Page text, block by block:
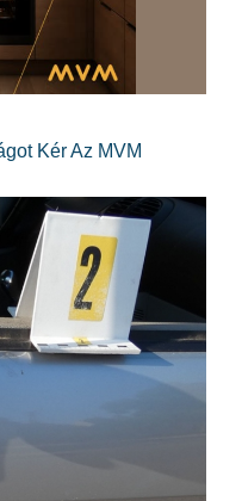
Kér Az MVM